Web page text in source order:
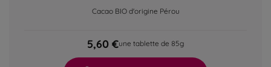
Cacao BIO d'origine Pérou
5,60 €une tablette de 85g